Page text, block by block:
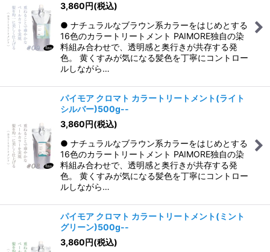
3,860円(税込)
● ナチュラルなブラウン系カラーをはじめとする
16色のカラートリートメント PAIMORE独自の染
料組み合わせで、透明感と奥行きが共存する発
色。 黄くすみが気になる髪色を丁寧にコントロー
ルしながら…
パイモア クロマト カラートリートメント(ライト
シルバー)500g--
3,860円(税込)
● ナチュラルなブラウン系カラーをはじめとする
16色のカラートリートメント PAIMORE独自の染
料組み合わせで、透明感と奥行きが共存する発
色。 黄くすみが気になる髪色を丁寧にコントロー
ルしながら…
パイモア クロマト カラートリートメント(ミント
グリーン)500g--
3,860円(税込)